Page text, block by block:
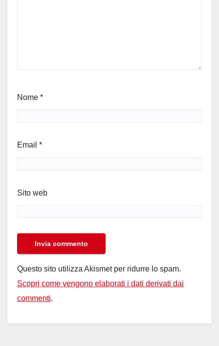
Nome *
Email *
Sito web
Questo sito utilizza Akismet per ridurre lo spam.
Scopri come vengono elaborati i dati derivati dai
commenti.